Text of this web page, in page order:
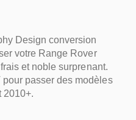
Design conversion
votre Range Rover
et noble surprenant.
passer des modèles
2010+.